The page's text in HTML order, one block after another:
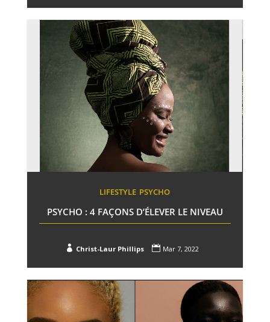
LIFESTYLE PSYCHO
PSYCHO : 4 FAÇONS D’ÉLEVER LE NIVEAU
 Christ-Laur Phillips  Mar 7, 2022